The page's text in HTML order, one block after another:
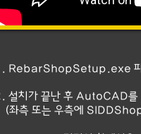
RebarShopSetup.exe 파
설치가 끝난 후 AutoCAD를
(좌측 또는 우측에 SIDDShop